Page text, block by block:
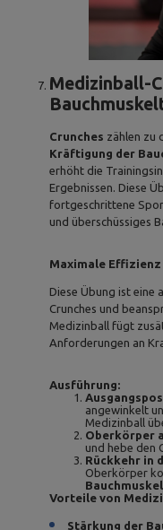
Medizinball-
Crunches zählen zu
Kräftigung der
erhöht die
Ergebnissen. Diese
fortgeschrittene
und überschüssiges
Maximale
Diese Übung ist eine
Crunches und
Medizinball fügt
Anforderungen an
Ausführung:
angewinkelt
Medizinball
Oberkörper
und hebe den
Rückkehr in
Oberkörper
Vorteile von
Stärkung der